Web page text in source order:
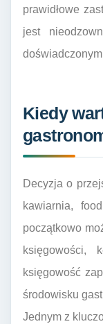
prawidłowe
jest
Kiedy
Decyzja o
kawiarnia,
początkowo
księgowości,
księgowość
środowisku
Jednym z